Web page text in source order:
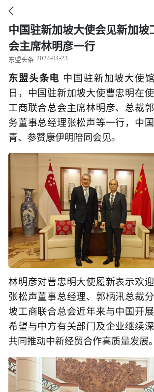

中国驻新加坡大使会见新加坡
会主席林明彦一行
东盟头条 2024-04-23
东盟头条电 中国驻新加坡大使
日，中国驻新加坡大使曹忠明在
工商联合总会主席林明彦、总裁
务董事总经理张松声等一行，中
青、参赞康伊明陪同会见。
林明彦对曹忠明大使履新表示欢
张松声董事总经理、郭柄汛总裁
坡工商联合总会近年来与中国开展
希望与中方有关部门及企业继续深
共同推动中新经贸合作高质量发展。